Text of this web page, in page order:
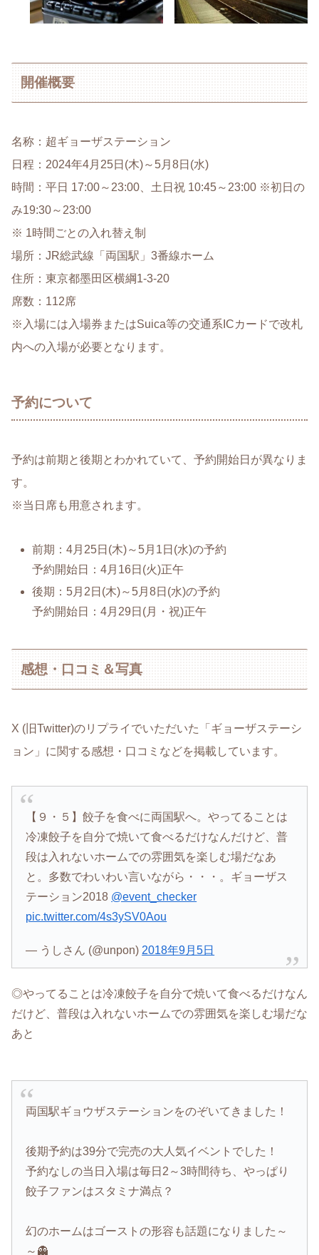
開催概要
名称：超ギョーザステーション
日程：2024年4月25日(木)～5月8日(水)
時間：平日 17:00～23:00、土日祝 10:45～23:00 ※初日の
み19:30～23:00
※ 1時間ごとの入れ替え制
場所：JR総武線「両国駅」3番線ホーム
住所：東京都墨田区横綱1-3-20
席数：112席
※入場には入場券またはSuica等の交通系ICカードで改札
内への入場が必要となります。
予約について
予約は前期と後期とわかれていて、予約開始日が異なりま
す。
※当日席も用意されます。
前期：4月25日(木)～5月1日(水)の予約
予約開始日：4月16日(火)正午
後期：5月2日(木)～5月8日(水)の予約
予約開始日：4月29日(月・祝)正午
感想・口コミ＆写真
X (旧Twitter)のリプライでいただいた「ギョーザステーシ
ョン」に関する感想・口コミなどを掲載しています。
【９・５】餃子を食べに両国駅へ。やってることは
冷凍餃子を自分で焼いて食べるだけなんだけど、普
段は入れないホームでの雰囲気を楽しむ場だなあ
と。多数でわいわい言いながら・・・。ギョーザス
テーション2018 @event_checker
pic.twitter.com/4s3ySV0Aou
— うしさん (@unpon) 2018年9月5日
◎やってることは冷凍餃子を自分で焼いて食べるだけなん
だけど、普段は入れないホームでの雰囲気を楽しむ場だな
あと
両国駅ギョウザステーションをのぞいてきました！
後期予約は39分で完売の大人気イベントでした！
予約なしの当日入場は毎日2～3時間待ち、やっぱり
餃子ファンはスタミナ満点？
幻のホームはゴーストの形容も話題になりました～
～👻